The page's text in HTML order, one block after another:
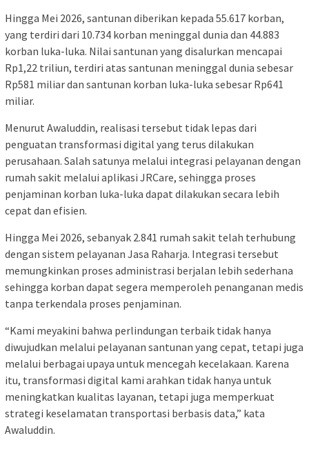
Hingga Mei 2026, santunan diberikan kepada 55.617 korban,
yang terdiri dari 10.734 korban meninggal dunia dan 44.883
korban luka-luka. Nilai santunan yang disalurkan mencapai
Rp1,22 triliun, terdiri atas santunan meninggal dunia sebesar
Rp581 miliar dan santunan korban luka-luka sebesar Rp641
miliar.
Menurut Awaluddin, realisasi tersebut tidak lepas dari
penguatan transformasi digital yang terus dilakukan
perusahaan. Salah satunya melalui integrasi pelayanan dengan
rumah sakit melalui aplikasi JRCare, sehingga proses
penjaminan korban luka-luka dapat dilakukan secara lebih
cepat dan efisien.
Hingga Mei 2026, sebanyak 2.841 rumah sakit telah terhubung
dengan sistem pelayanan Jasa Raharja. Integrasi tersebut
memungkinkan proses administrasi berjalan lebih sederhana
sehingga korban dapat segera memperoleh penanganan medis
tanpa terkendala proses penjaminan.
“Kami meyakini bahwa perlindungan terbaik tidak hanya
diwujudkan melalui pelayanan santunan yang cepat, tetapi juga
melalui berbagai upaya untuk mencegah kecelakaan. Karena
itu, transformasi digital kami arahkan tidak hanya untuk
meningkatkan kualitas layanan, tetapi juga memperkuat
strategi keselamatan transportasi berbasis data,” kata
Awaluddin.